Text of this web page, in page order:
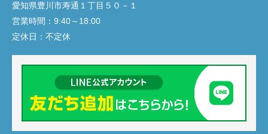
愛知県豊川市寿通１丁目５０－１
営業時間： 9:40～18:00
定休日： 不定休